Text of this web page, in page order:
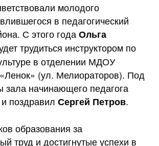
молодого
в педагогический
С этого годаОльга
трудиться инструктором по
в отделении МДОУ
(ул. Мелиораторов). Под
зала начинающего педагога
поздравил Сергей Петров.
образования за
труд и достигнутые успехи в